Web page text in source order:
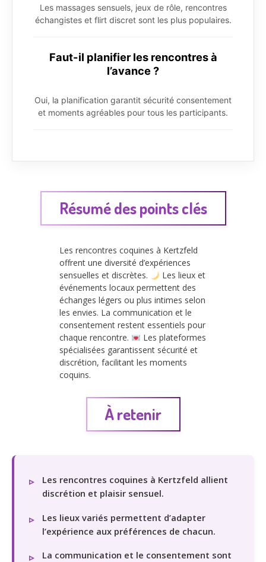
Les massages sensuels, jeux de rôle, rencontres
échangistes et flirt discret sont les plus populaires.
Faut-il planifier les rencontres à
l’avance ?
Oui, la planification garantit sécurité consentement
et moments agréables pour tous les participants.
Résumé des points clés
Les rencontres coquines à Kertzfeld
offrent une diversité d’expériences
sensuelles et discrètes.
Les lieux et
événements locaux permettent des
échanges légers ou plus intimes selon
les envies. La communication et le
consentement restent essentiels pour
chaque rencontre.
Les plateformes
spécialisées garantissent sécurité et
discrétion, facilitant les moments
coquins.
À retenir
Les rencontres coquines à Kertzfeld allient
discrétion et plaisir sensuel.
Les lieux variés permettent d’adapter
l’expérience aux préférences de chacun.
La communication et le consentement sont